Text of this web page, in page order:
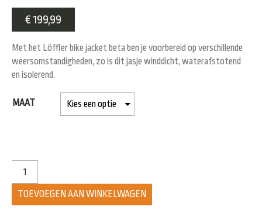
€ 199,99
Met het Löffler bike jacket beta ben je voorbereid op verschillende
weersomstandigheden, zo is dit jasje winddicht, waterafstotend
en isolerend.
MAAT
TOEVOEGEN AAN WINKELWAGEN